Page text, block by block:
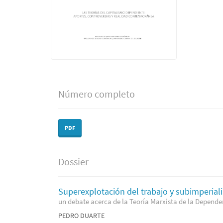
Número completo
PDF
Dossier
Superexplotación del trabajo y
un debate acerca de la Teoría Marxista de la
PEDRO DUARTE